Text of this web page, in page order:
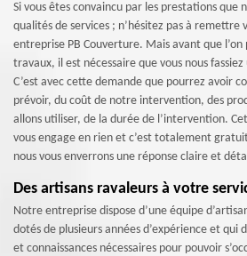
Si vous êtes convaincu par les prestations que
qualités de services ; n’hésitez pas à remettre
entreprise PB Couverture. Mais avant que l’on
travaux, il est nécessaire que vous nous
C’est avec cette demande que pourrez avoir
prévoir, du coût de notre intervention, des
allons utiliser, de la durée de l’intervention.
vous engage en rien et c’est totalement
nous vous enverrons une réponse claire et
Des artisans ravaleurs à votre
Notre entreprise dispose d’une équipe
dotés de plusieurs années d’expérience et qui
et connaissances nécessaires pour pouvoir